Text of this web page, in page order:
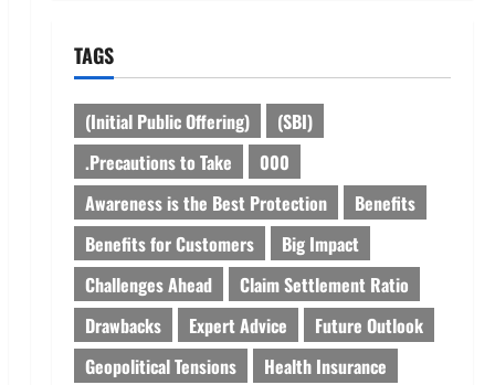
TAGS
(Initial Public Offering)
(SBI)
.Precautions to Take
000
Awareness is the Best Protection
Benefits
Benefits for Customers
Big Impact
Challenges Ahead
Claim Settlement Ratio
Drawbacks
Expert Advice
Future Outlook
Geopolitical Tensions
Health Insurance